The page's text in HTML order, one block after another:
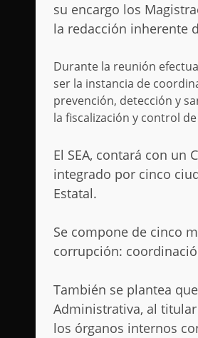
su encargo los
la redacción inherente
Durante la reunión
ser la instancia de
prevención, detección y
la fiscalización y control
El SEA, contará con
integrado por cinco
Estatal.
Se compone de cinco
corrupción:
También se plantea
Administrativa, al
los órganos internos